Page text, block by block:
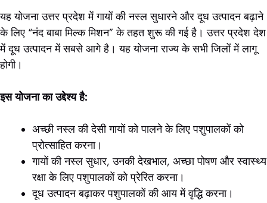
यह योजना उत्तर प्रदेश में गायों की नस्ल सुधारने और दूध उत्पादन बढ़ाने
के लिए “नंद बाबा मिल्क मिशन” के तहत शुरू की गई है। उत्तर प्रदेश देश
में दूध उत्पादन में सबसे आगे है। यह योजना राज्य के सभी जिलों में लागू
होगी।
इस योजना का उद्देश्य है:
अच्छी नस्ल की देसी गायों को पालने के लिए पशुपालकों को
प्रोत्साहित करना।
गायों की नस्ल सुधार, उनकी देखभाल, अच्छा पोषण और स्वास्थ्य
रक्षा के लिए पशुपालकों को प्रेरित करना।
दूध उत्पादन बढ़ाकर पशुपालकों की आय में वृद्धि करना।